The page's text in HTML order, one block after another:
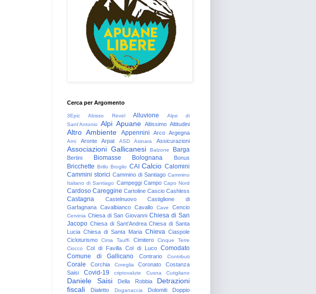
Cerca per Argomento
3Epic Abisso Revel Alluvione
Alpe di
Sant'Antonio
Alpi Apuane Altissimo Altitudini
Altro Ambiente Appennini Arco Argegna
Arni Aronte Arpat ASD Asinara Assicurazioni
Associazioni Gallicanesi Balzone Barga
Bertini Biomasse Bolognana Bonus
Bricchette Brillo Broglio CAI Calcio Calomini
Cammini storici Cammino di Santiago Cammino
Italiano di Santiago Campeggi Campo Capo Nord
Cardoso Careggine Cartoline Cascio Cashless
Castagna Castelnuovo
Castiglione di
Garfagnana Cavalbianco Cavallo Cave Cencio
Cervinia Chiesa di San Giovanni Chiesa di San
Jacopo Chiesa di Sant'Andrea Chiesa di Santa
Lucia Chiesa di Santa Maria Chieva Ciaspole
Cicloturismo
Cima Tauffi Cimitero
Cinque Terre
Ciocco
Col di Favilla Col di Luco Comodato
Comune di Gallicano
Contrario Contributi
Corale Corchia Coreglia Coronato
Costanza
Saisi
Covid-19 criptovalute Cusna Cutigliano
Daniele Saisi Della Robbia
Detrazioni
fiscali
Dialetto Doganaccia Dolomiti
Doppio